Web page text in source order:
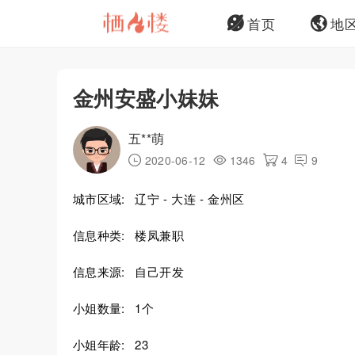
首页 地
金州安盛小妹妹
五**萌
2020-06-12 1346 4 9
城市区域: 辽宁 - 大连 - 金州区
信息种类: 楼凤兼职
信息来源: 自己开发
小姐数量: 1个
小姐年龄: 23